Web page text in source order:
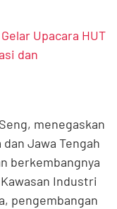
Upacara HUT
dan
menegaskan
Jawa Tengah
berkembangnya
Industri
pengembangan